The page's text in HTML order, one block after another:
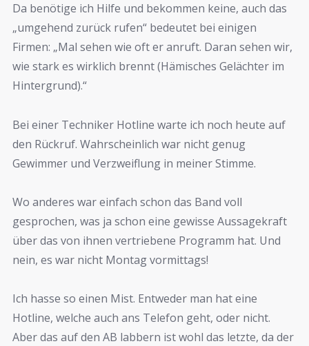
Da benötige ich Hilfe und bekommen keine, auch das
„umgehend zurück rufen“ bedeutet bei einigen
Firmen: „Mal sehen wie oft er anruft. Daran sehen wir,
wie stark es wirklich brennt (Hämisches Gelächter im
Hintergrund).“
Bei einer Techniker Hotline warte ich noch heute auf
den Rückruf. Wahrscheinlich war nicht genug
Gewimmer und Verzweiflung in meiner Stimme.
Wo anderes war einfach schon das Band voll
gesprochen, was ja schon eine gewisse Aussagekraft
über das von ihnen vertriebene Programm hat. Und
nein, es war nicht Montag vormittags!
Ich hasse so einen Mist. Entweder man hat eine
Hotline, welche auch ans Telefon geht, oder nicht.
Aber das auf den AB labbern ist wohl das letzte, da der